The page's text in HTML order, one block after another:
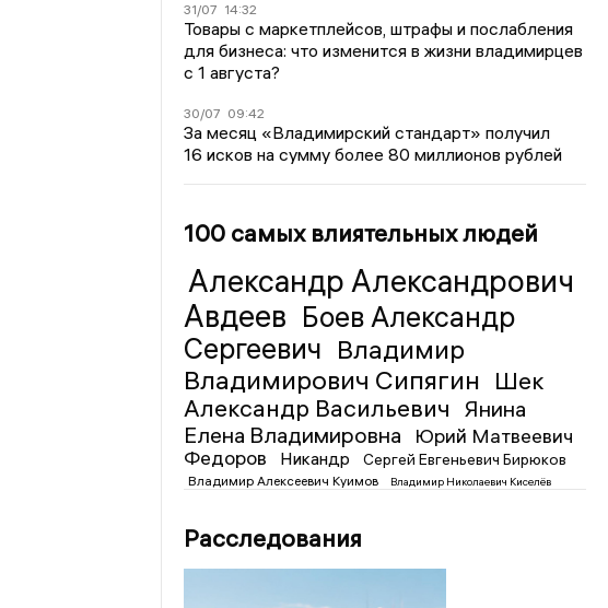
31/07 14:32
Товары с маркетплейсов, штрафы и послабления
для бизнеса: что изменится в жизни владимирцев
с 1 августа?
30/07 09:42
За месяц «Владимирский стандарт» получил
16 исков на сумму более 80 миллионов рублей
100 самых влиятельных людей
Александр Александрович
Авдеев Боев Александр
Сергеевич Владимир
Владимирович Сипягин Шек
Александр Васильевич
Янина
Елена Владимировна
Юрий Матвеевич
Федоров
Никандр Сергей Евгеньевич Бирюков
Владимир Алексеевич Куимов Владимир Николаевич Киселёв
Расследования